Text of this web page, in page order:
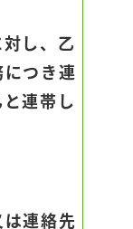
し、乙
つき連
連帯し
連絡先